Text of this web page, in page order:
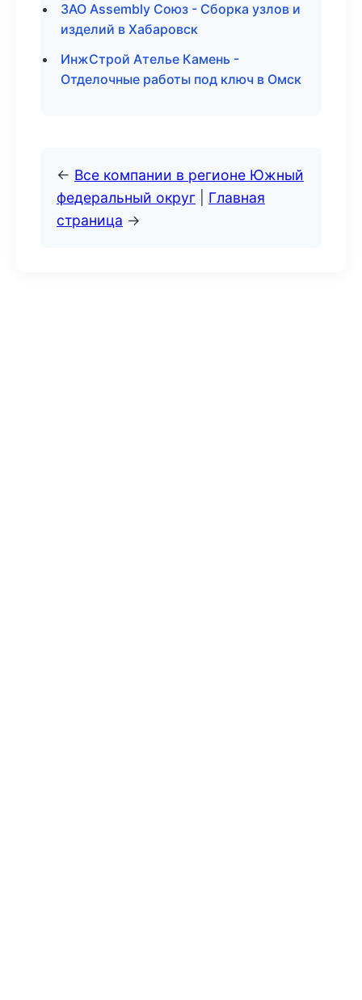
ЗАО Assembly Союз - Сборка узлов и
изделий в Хабаровск
ИнжСтрой Ателье Камень -
Отделочные работы под ключ в Омск
← Все компании в регионе Южный
федеральный округ
Главная
страница →